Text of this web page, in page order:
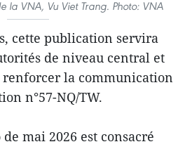
la VNA, Vu Viet Trang. Photo: VNA
cette publication servira
de niveau central et
la communication
n°57-NQ/TW.
mai 2026 est consacré